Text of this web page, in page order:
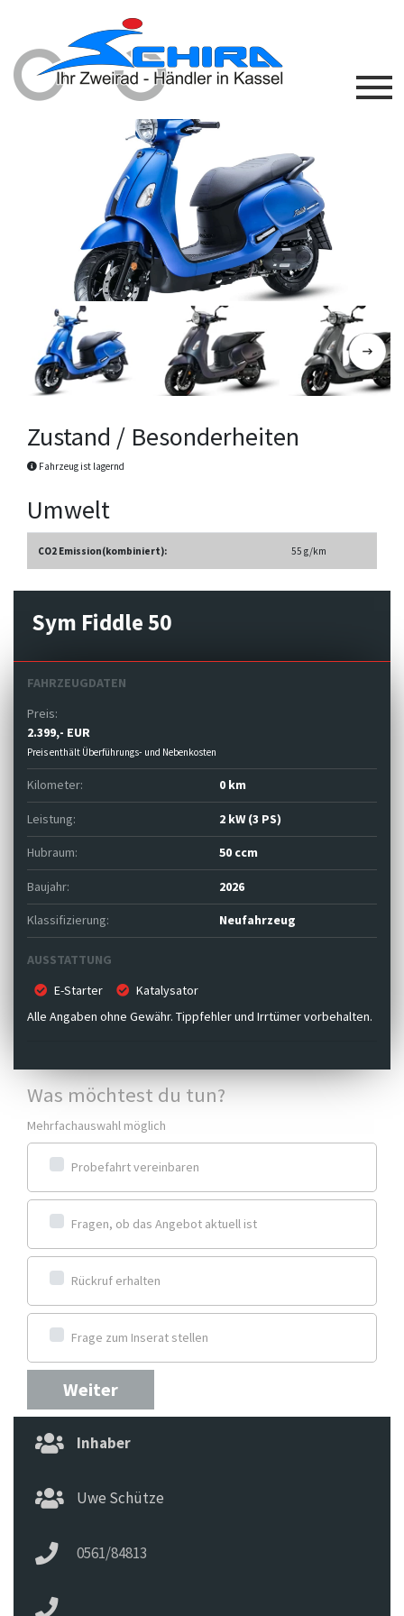
Zustand / Besonderheiten
Fahrzeug ist lagernd
Umwelt
CO2 Emission(kombiniert): 55 g/km
Sym Fiddle 50
FAHRZEUGDATEN
Preis:
2.399,- EUR
Preis enthält Überführungs- und Nebenkosten
Kilometer: 0 km
Leistung: 2 kW (3 PS)
Hubraum: 50 ccm
Baujahr: 2026
Klassifizierung: Neufahrzeug
AUSSTATTUNG
E-Starter
Katalysator
Alle Angaben ohne Gewähr. Tippfehler und Irrtümer vorbehalten.
Was möchtest du tun?
Mehrfachauswahl möglich
Probefahrt vereinbaren
Fragen, ob das Angebot aktuell ist
Rückruf erhalten
Frage zum Inserat stellen
Weiter
Inhaber
Uwe Schütze
0561/84813